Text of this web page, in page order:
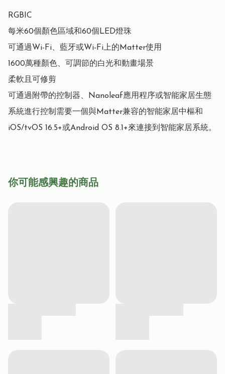
RGBIC
每米60個顏色區域和60個LED燈珠
可通過Wi-Fi、藍牙或Wi-Fi上的Matter使用
1600萬種顏色、可調節的白光和動畫場景
柔軟且可修剪
可通過附帶的控制器、Nanoleaf應用程序或智能家居生態
系統進行控制需要一個與Matter兼容的智能家居中樞和
iOS/tvOS 16.5+或Android OS 8.1+來連接到智能家居系統。
你可能感興趣的商品